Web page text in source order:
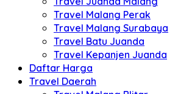
Travel Malang Perak
Travel Malang Surabaya
Travel Batu Juanda
Travel Kepanjen Juanda
Daftar Harga
Travel Daerah